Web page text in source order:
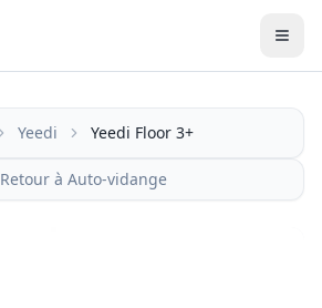
Yeedi Yeedi Floor 3+
Retour à Auto-vidange